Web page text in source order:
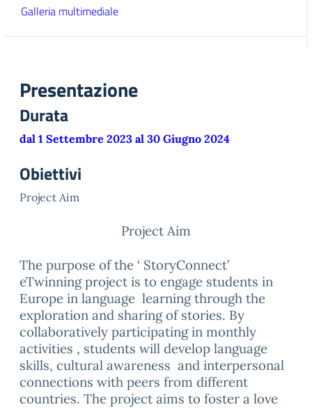
Galleria multimediale
Presentazione
Durata
dal 1 Settembre 2023 al 30 Giugno 2024
Obiettivi
Project Aim
Project Aim
The purpose of the ‘ StoryConnect’
eTwinning project is to engage students in
Europe in language learning through the
exploration and sharing of stories. By
collaboratively participating in monthly
activities , students will develop language
skills, cultural awareness and interpersonal
connections with peers from different
countries. The project aims to foster a love